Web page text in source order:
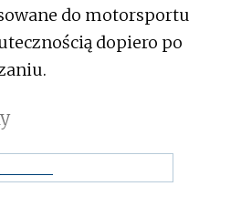
do motorsportu
dopiero po